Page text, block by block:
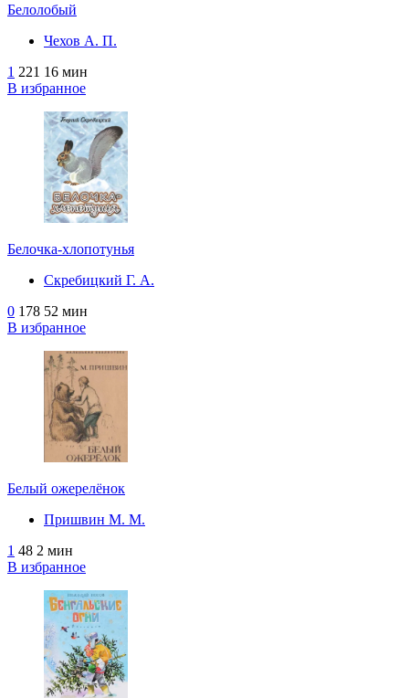
Белолобый
Чехов А. П.
1 221 16 мин
В избранное
Белочка-хлопотунья
Скребицкий Г. А.
0 178 52 мин
В избранное
Белый ожерелёнок
Пришвин М. М.
1 48 2 мин
В избранное